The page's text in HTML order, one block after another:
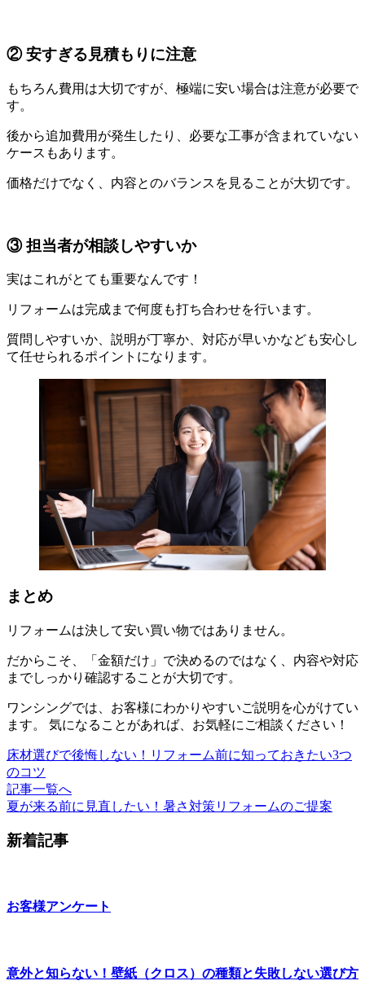
② 安すぎる見積もりに注意
もちろん費用は大切ですが、極端に安い場合は注意が必要で
す。
後から追加費用が発生したり、必要な工事が含まれていない
ケースもあります。
価格だけでなく、内容とのバランスを見ることが大切です。
③ 担当者が相談しやすいか
実はこれがとても重要なんです！
リフォームは完成まで何度も打ち合わせを行います。
質問しやすいか、説明が丁寧か、対応が早いかなども安心し
て任せられるポイントになります。
まとめ
リフォームは決して安い買い物ではありません。
だからこそ、「金額だけ」で決めるのではなく、内容や対応
までしっかり確認することが大切です。
ワンシングでは、お客様にわかりやすいご説明を心がけてい
ます。 気になることがあれば、お気軽にご相談ください！
床材選びで後悔しない！リフォーム前に知っておきたい3つ
のコツ
記事一覧へ
夏が来る前に見直したい！暑さ対策リフォームのご提案
新着記事
お客様アンケート
意外と知らない！壁紙（クロス）の種類と失敗しない選び方